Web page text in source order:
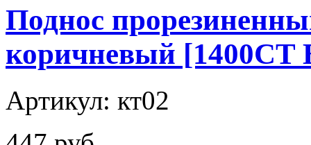
Поднос
коричневый [1400CT
Артикул: кт02